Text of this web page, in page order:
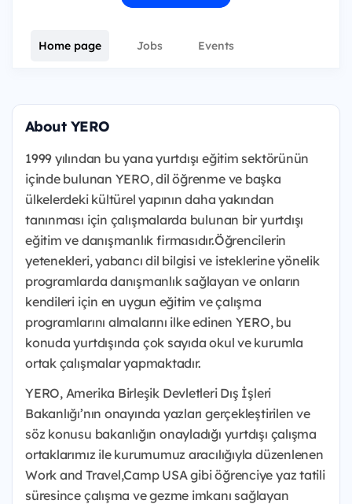
Home page Jobs Events
About YERO
1999 yılından bu yana yurtdışı eğitim sektörünün
içinde bulunan YERO, dil öğrenme ve başka
ülkelerdeki kültürel yapının daha yakından
tanınması için çalışmalarda bulunan bir yurtdışı
eğitim ve danışmanlık firmasıdır.Öğrencilerin
yetenekleri, yabancı dil bilgisi ve isteklerine yönelik
programlarda danışmanlık sağlayan ve onların
kendileri için en uygun eğitim ve çalışma
programlarını almalarını ilke edinen YERO, bu
konuda yurtdışında çok sayıda okul ve kurumla
ortak çalışmalar yapmaktadır.
YERO, Amerika Birleşik Devletleri Dış İşleri
Bakanlığı’nın onayında yazları gerçekleştirilen ve
söz konusu bakanlığın onayladığı yurtdışı çalışma
ortaklarımız ile kurumumuz aracılığıyla düzenlenen
Work and Travel,Camp USA gibi öğrenciye yaz tatili
süresince çalışma ve gezme imkanı sağlayan